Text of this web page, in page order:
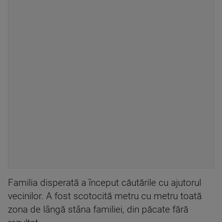
Familia disperată a început căutările cu ajutorul
vecinilor. A fost scotocită metru cu metru toată
zona de lângă stâna familiei, din păcate fără